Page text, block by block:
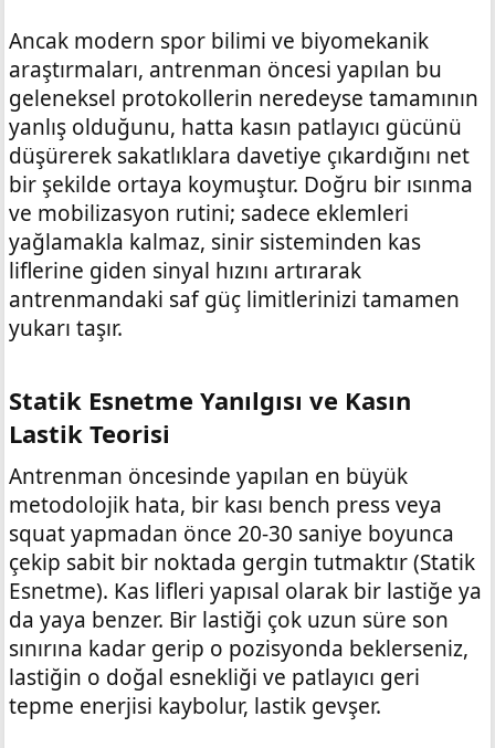
Ancak modern spor bilimi ve biyomekanik
araştırmaları, antrenman öncesi yapılan bu
geleneksel protokollerin neredeyse tamamının
yanlış olduğunu, hatta kasın patlayıcı gücünü
düşürerek sakatlıklara davetiye çıkardığını net
bir şekilde ortaya koymuştur. Doğru bir ısınma
ve mobilizasyon rutini; sadece eklemleri
yağlamakla kalmaz, sinir sisteminden kas
liflerine giden sinyal hızını artırarak
antrenmandaki saf güç limitlerinizi tamamen
yukarı taşır.
Statik Esnetme Yanılgısı ve Kasın
Lastik Teorisi​
Antrenman öncesinde yapılan en büyük
metodolojik hata, bir kası bench press veya
squat yapmadan önce 20-30 saniye boyunca
çekip sabit bir noktada gergin tutmaktır (Statik
Esnetme). Kas lifleri yapısal olarak bir lastiğe ya
da yaya benzer. Bir lastiği çok uzun süre son
sınırına kadar gerip o pozisyonda beklerseniz,
lastiğin o doğal esnekliği ve patlayıcı geri
tepme enerjisi kaybolur, lastik gevşer.